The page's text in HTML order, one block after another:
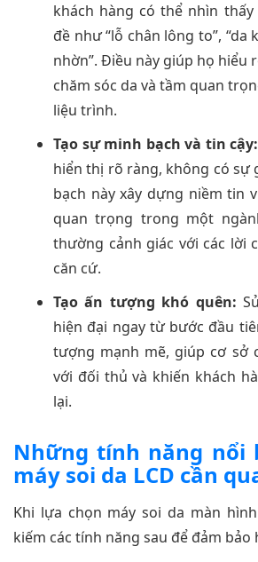
khách hàng có thể nhìn
đề như “lỗ chân lông to”, “da
nhờn”. Điều này giúp họ hiểu
chăm sóc da và tầm quan
liệu trình.
Tạo sự minh bạch và tin cậy:
hiển thị rõ ràng, không có sự
bạch này xây dựng niềm tin
quan trọng trong một
thường cảnh giác với các lời
căn cứ.
Tạo ấn tượng khó quên:
hiện đại ngay từ bước đầu
tượng mạnh mẽ, giúp cơ sở
với đối thủ và khiến khách
lại.
Những tính năng nổi
máy soi da LCD cần
Khi lựa chọn máy soi da màn
kiếm các tính năng sau để đảm bảo